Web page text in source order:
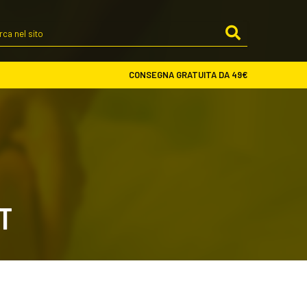
sito
CONSEGNA GRATUITA DA 49€